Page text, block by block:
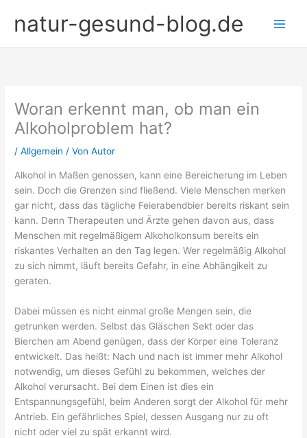
Inhaltnatur-gesund-blog.de
Woran erkennt man, ob man ein
Alkoholproblem hat?
/Allgemein / VonAutor
Alkohol in Maßen genossen, kann eine Bereicherung im Leben
sein. Doch die Grenzen sind fließend. Viele Menschen merken
gar nicht, dass das tägliche Feierabendbier bereits riskant sein
kann. Denn Therapeuten und Ärzte gehen davon aus, dass
Menschen mit regelmäßigem Alkoholkonsum bereits ein
riskantes Verhalten an den Tag legen. Wer regelmäßig Alkohol
zu sich nimmt, läuft bereits Gefahr, in eine Abhängikeit zu
geraten.
Dabei müssen es nicht einmal große Mengen sein, die
getrunken werden. Selbst das Gläschen Sekt oder das
Bierchen am Abend genügen, dass der Körper eine Toleranz
entwickelt. Das heißt: Nach und nach ist immer mehr Alkohol
notwendig, um dieses Gefühl zu bekommen, welches der
Alkohol verursacht. Bei dem Einen ist dies ein
Entspannungsgefühl, beim Anderen sorgt der Alkohol für mehr
Antrieb. Ein gefährliches Spiel, dessen Ausgang nur zu oft
nicht oder viel zu spät erkannt wird.